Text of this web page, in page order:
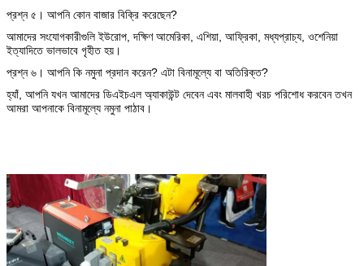
প্রশ্ন ৫। আপনি কোন বাজার বিক্রি করেছেন?
আমাদের সংযোগকারীগুলি ইউরোপ, দক্ষিণ আমেরিকা, এশিয়া, আফ্রিকা, মধ্যপ্রাচ্য, ওশেনিয়া
ইত্যাদিতে ভালভাবে গৃহীত হয়।
প্রশ্ন ৬। আপনি কি নমুনা প্রদান করেন? এটা বিনামূল্যে বা অতিরিক্ত?
হ্যাঁ, আপনি যখন আমাদের ডিএইচএল অ্যাকাউন্ট দেবেন এবং মালবাহী খরচ পরিশোধ করবেন তখন
আমরা আপনাকে বিনামূল্যে নমুনা পাঠাব।